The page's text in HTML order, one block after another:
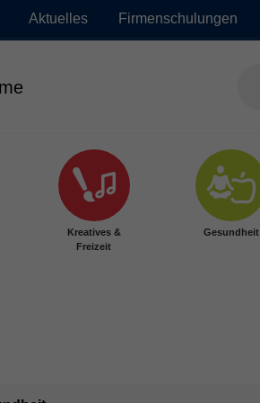
Aktuelles Firmenschulungen
Kreatives &
Freizeit
Gesundheit